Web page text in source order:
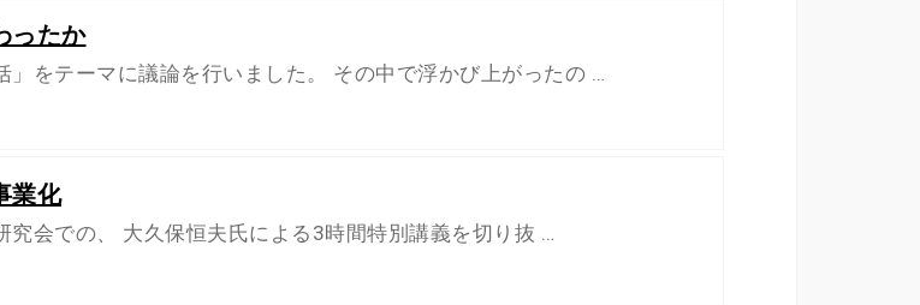
ったか
をテーマに議論を行いました。 その中で浮かび上がったの …
業化
会での、 大久保恒夫氏による3時間特別講義を切り抜 …